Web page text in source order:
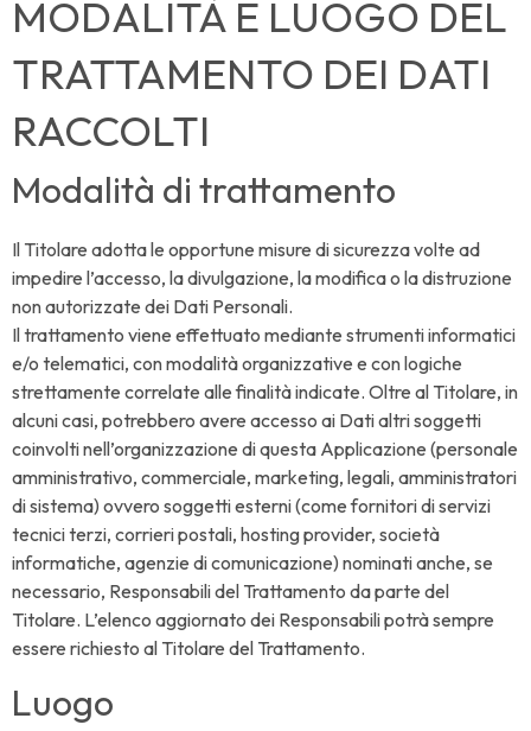
MODALITÀ E LUOGO DEL
TRATTAMENTO DEI DATI
RACCOLTI
Modalità di trattamento
Il Titolare adotta le opportune misure di sicurezza volte ad
impedire l’accesso, la divulgazione, la modifica o la distruzione
non autorizzate dei Dati Personali.
Il trattamento viene effettuato mediante strumenti informatici
e/o telematici, con modalità organizzative e con logiche
strettamente correlate alle finalità indicate. Oltre al Titolare, in
alcuni casi, potrebbero avere accesso ai Dati altri soggetti
coinvolti nell’organizzazione di questa Applicazione (personale
amministrativo, commerciale, marketing, legali, amministratori
di sistema) ovvero soggetti esterni (come fornitori di servizi
tecnici terzi, corrieri postali, hosting provider, società
informatiche, agenzie di comunicazione) nominati anche, se
necessario, Responsabili del Trattamento da parte del
Titolare. L’elenco aggiornato dei Responsabili potrà sempre
essere richiesto al Titolare del Trattamento.
Luogo